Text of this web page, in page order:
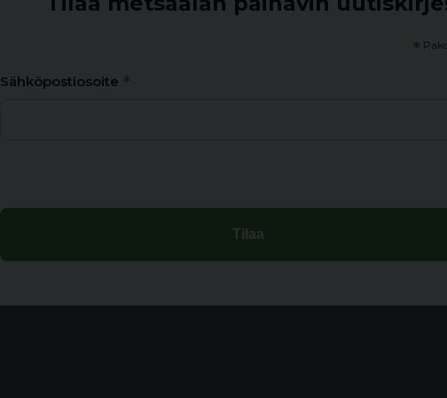
*
Sähköpostiosoite *